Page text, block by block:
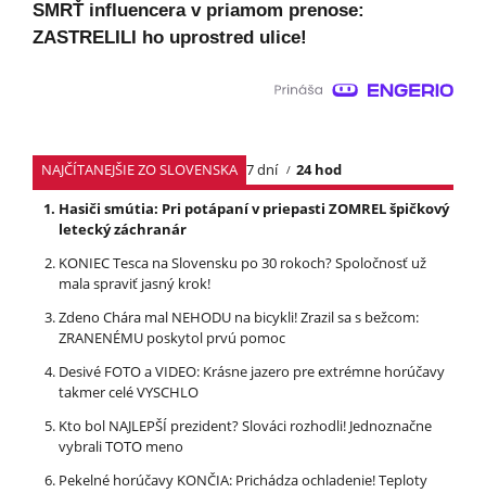
SMRŤ influencera v priamom prenose:
ZASTRELILI ho uprostred ulice!
NAJČÍTANEJŠIE ZO SLOVENSKA 7 dní
24 hod
Hasiči smútia: Pri potápaní v priepasti ZOMREL špičkový
letecký záchranár
KONIEC Tesca na Slovensku po 30 rokoch? Spoločnosť už
mala spraviť jasný krok!
Zdeno Chára mal NEHODU na bicykli! Zrazil sa s bežcom:
ZRANENÉMU poskytol prvú pomoc
Desivé FOTO a VIDEO: Krásne jazero pre extrémne horúčavy
takmer celé VYSCHLO
Kto bol NAJLEPŠÍ prezident? Slováci rozhodli! Jednoznačne
vybrali TOTO meno
Pekelné horúčavy KONČIA: Prichádza ochladenie! Teploty